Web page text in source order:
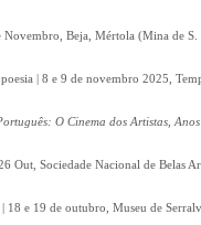
Novembro, Beja, Mértola (Mina de
| 8 e 9 de novembro 2025,
O Cinema dos Artistas,
Out, Sociedade Nacional de Belas
| 18 e 19 de outubro, Museu de